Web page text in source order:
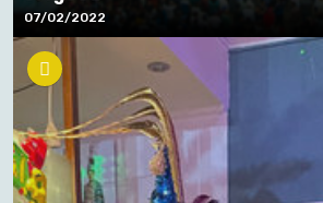
07/02/2022